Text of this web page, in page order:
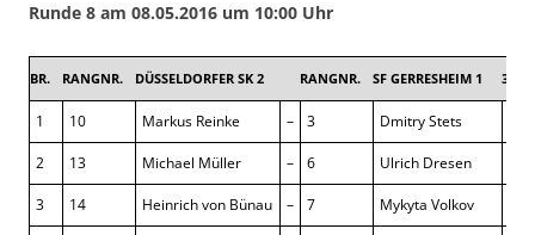
Runde 8 am 08.05.2016 um 10:00 Uhr
BR. RANGNR. DÜSSELDORFER SK 2 RANGNR. SF GERRESHEIM 1 3,5 :
1 10 Markus Reinke – 3 Dmitry Stets
2 13 Michael Müller – 6 Ulrich Dresen
3 14 Heinrich von Bünau – 7 Mykyta Volkov